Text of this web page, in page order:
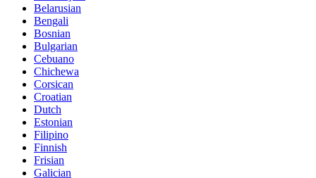
Belarusian
Bengali
Bosnian
Bulgarian
Cebuano
Chichewa
Corsican
Croatian
Dutch
Estonian
Filipino
Finnish
Frisian
Galician